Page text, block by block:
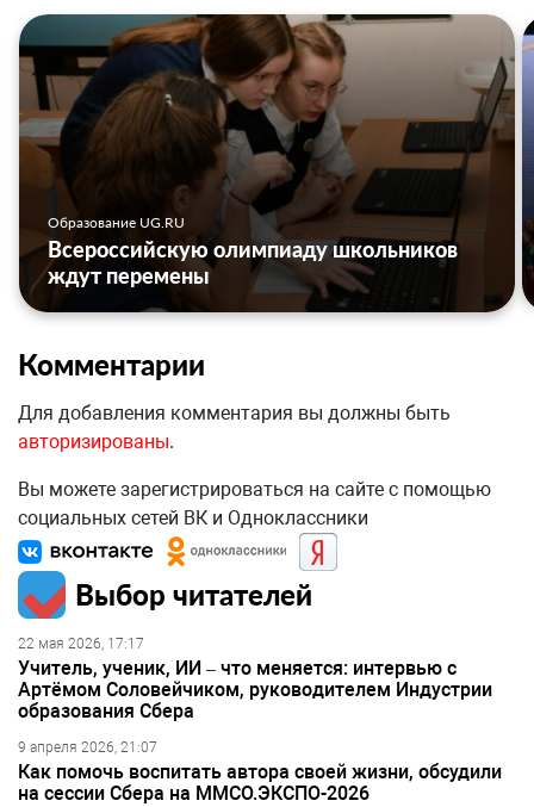
Образование UG.RU
Всероссийскую олимпиаду школьников
ждут перемены
Комментарии
Для добавления комментария вы должны быть
авторизированы.
Вы можете зарегистрироваться на сайте с помощью
социальных сетей ВК и Одноклассники
Выбор читателей
22 мая 2026, 17:17
Учитель, ученик, ИИ – что меняется: интервью с
Артёмом Соловейчиком, руководителем Индустрии
образования Сбера
9 апреля 2026, 21:07
Как помочь воспитать автора своей жизни, обсудили
на сессии Сбера на ММСО.ЭКСПО-2026